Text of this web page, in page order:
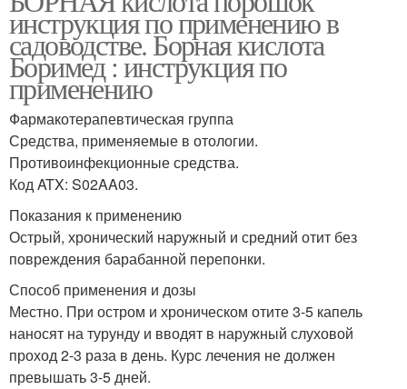
инструкция по применению в
садоводстве. Борная кислота
Боримед : инструкция по
применению
Фармакотерапевтическая группа
Средства, применяемые в отологии.
Противоинфекционные средства.
Код ATX: S02AA03.
Показания к применению
Острый, хронический наружный и средний отит без
повреждения барабанной перепонки.
Способ применения и дозы
Местно. При остром и хроническом отите 3-5 капель
наносят на турунду и вводят в наружный слуховой
проход 2-3 раза в день. Курс лечения не должен
превышать 3-5 дней.